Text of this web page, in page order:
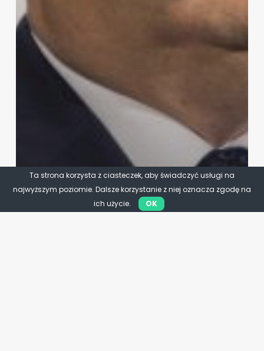
Ta strona korzysta z ciasteczek, aby świadczyć usługi na
najwyższym poziomie. Dalsze korzystanie z niej oznacza zgodę na
ich użycie.
OK